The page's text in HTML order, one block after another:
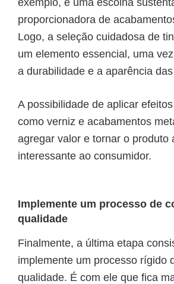
exemplo, é uma escolha
proporcionadora de
Logo, a seleção cuidadosa de
um elemento essencial, uma
a durabilidade e a aparência
A possibilidade de aplicar
como verniz e acabamentos
agregar valor e tornar o produto
interessante ao consumidor.
Implemente um processo de
qualidade
Finalmente, a última etapa
implemente um processo rígido
qualidade. É com ele que fica